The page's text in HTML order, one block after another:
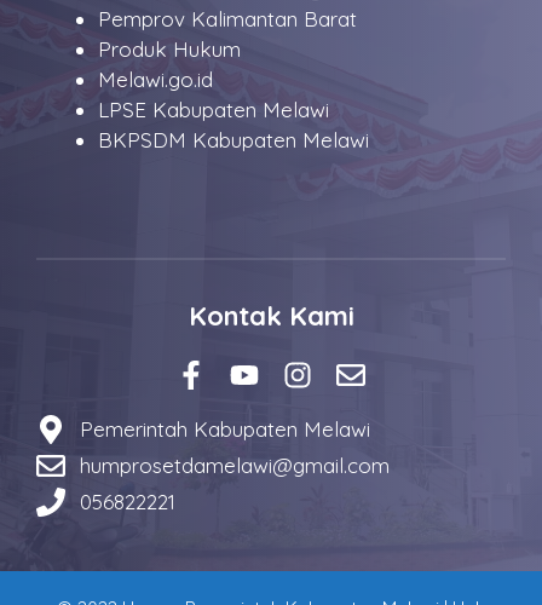
Pemprov Kalimantan Barat
Produk Hukum
Melawi.go.id
LPSE Kabupaten Melawi
BKPSDM Kabupaten Melawi
Kontak Kami
Pemerintah Kabupaten Melawi
humprosetdamelawi@gmail.com
056822221